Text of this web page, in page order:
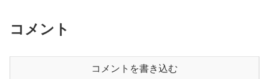
コメント
コメントを書き込む